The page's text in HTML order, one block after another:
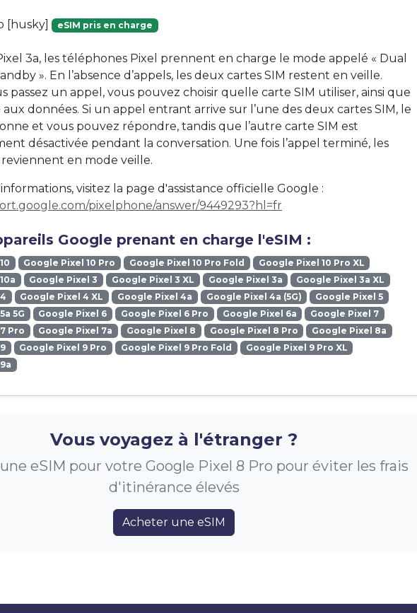
[husky] eSIM pris en charge
3a, les téléphones Pixel prennent en charge le mode appelé « Dual
». En l’absence d’appels, les deux cartes SIM restent en veille.
passez un appel, vous pouvez choisir quelle carte SIM utiliser, ainsi que
données. Si un appel entrant arrive sur l’une des deux cartes SIM, le
et vous pouvez répondre, tandis que l’autre carte SIM est
désactivée pendant la conversation. Une fois l’appel terminé, les
en mode veille.
visitez la page d'assistance officielle Google :
pixelphone/answer/9449293?hl=fr
Google prenant en charge l'eSIM :
Google Pixel 10 Pro Google Pixel 10 Pro Fold
Google Pixel 10 Pro XL
Google Pixel 3 Google Pixel 3 XL Google Pixel 3a
Google Pixel 3a XL
Google Pixel 4 XL Google Pixel 4a Google Pixel 4a (5G)
Google Pixel 5
5G
Google Pixel 6 Google Pixel 6 Pro Google Pixel 6a
Google Pixel 7
Pro
Google Pixel 7a Google Pixel 8 Google Pixel 8 Pro
Google Pixel 8a
Google Pixel 9 Pro Google Pixel 9 Pro Fold
Google Pixel 9 Pro XL
Vous voyagez à l'étranger ?
eSIM pour votre Google Pixel 8 Pro pour éviter les frais
d'itinérance élevés
Acheter une eSIM